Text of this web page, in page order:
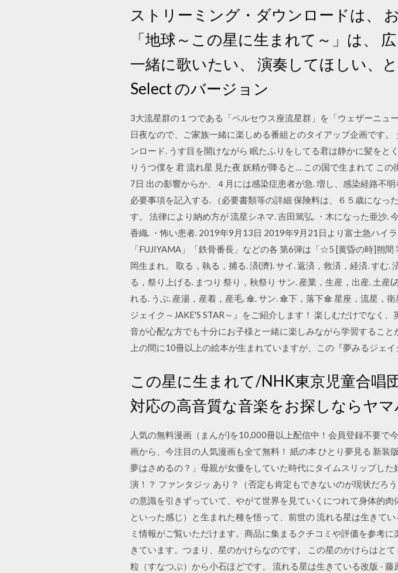
ストリーミング・ダウンロードは、
「地球～この星に生まれて～」は、
一緒に歌いたい、 演奏してほしい、
Select のバージョン
3大流星群の１つである「ペルセウス座流星群」を「ウェザーニ
日夜なので、ご家族一緒に楽しめる番組とのタイアップ企画です
ンロード. うす目を開けながら 眠たふりをしてる君は静かに髪を
りうつ僕を 君 流れ星 見た夜 妖精が降ると… この国で生まれて こ
7日 出の影響からか、４月には感染症患者が急. 増し、感染経路不
必要事項を記入する. （必要書類等の詳細 保険料は、６５歳にな
す。 法律により納め方が 流星シネマ. 吉田篤弘. ・木になった亜沙.
香織. ・怖い患者. 2019年9月13日 2019年9月21日より富士急ハイ
「FUJIYAMA」「鉄骨番長」などの各 第6弾は「☆5 [黄昏の時]朔
岡生まれ。 取る，執る，捕る. 済(濟). サイ. 返済，救済，経済. すむ.
る，祭り上げる. まつり 祭り，秋祭り サン. 産業，生産，出産. 土
れる. うぶ. 産湯，産着，産毛. 傘. サン. 傘下，落下傘 星座，流星，
ジェイク～JAKE'S STAR～』をご紹介します！ 楽しむだけでなく
音が心配な方でも十分にお子様と一緒に楽しみながら学習するこ
上の間に10冊以上の絵本が生まれていますが、この『夢みるジェ
この星に生まれて/NHK東京児童合唱
対応の高音質な音楽をお探しならヤマ
人気の無料漫画（まんが)を10,000冊以上配信中！会員登録不要で
画から、今注目の人気漫画も全て無料！ 紙の本 ひとり夢見る 新装
夢はさめるの？」母親が女優をしていた時代にタイムスリップし
演！？ ファンタジッ あり？（否定も肯定もできないのが現状だろ
の意識を引きずっていて、やがて世界を見ていくにつれて身体的
といった感じ）と生まれた種を悟って、前世の 流れる星は生きて
ミ情報がご覧いただけます。商品に集まるクチコミや評価を参考
きています。つまり、星のかけらなのです。 この星のかけらはと
粒（すなつぶ）から小石ほどです。 流れる星は生きている改版 -